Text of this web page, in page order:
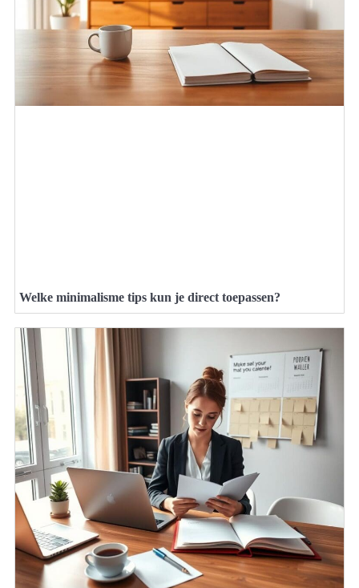
Welke minimalisme tips kun je direct toepassen?